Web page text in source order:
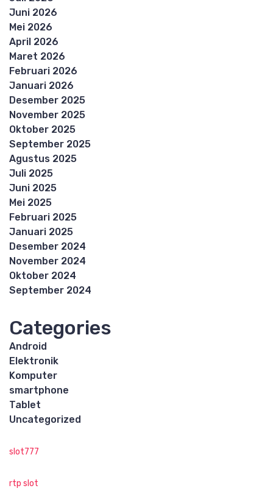
Juni 2026
Mei 2026
April 2026
Maret 2026
Februari 2026
Januari 2026
Desember 2025
November 2025
Oktober 2025
September 2025
Agustus 2025
Juli 2025
Juni 2025
Mei 2025
Februari 2025
Januari 2025
Desember 2024
November 2024
Oktober 2024
September 2024
Categories
Android
Elektronik
Komputer
smartphone
Tablet
Uncategorized
slot777
rtp slot